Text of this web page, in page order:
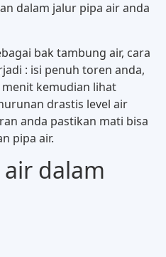
dalam jalur pipa air anda
bak tambung air, cara
: isi penuh toren anda,
kemudian lihat
drastis level air
anda pastikan mati bisa
pipa air.
dalam